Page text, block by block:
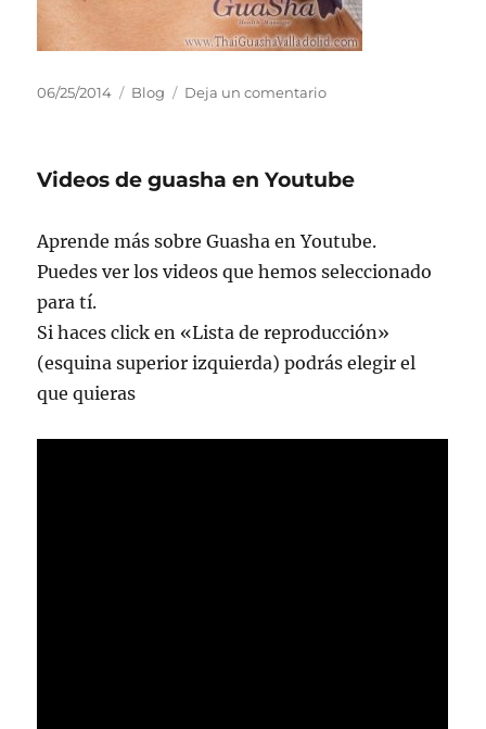
Publicado
06/25/2014 Categorías
Blog Deja un comentarioen
mi
Videos de guasha en Youtube
Aprende más sobre Guasha en Youtube.
Puedes ver los videos que hemos seleccionado
para tí.
Si haces click en «Lista de reproducción»
(esquina superior izquierda) podrás elegir el
que quieras